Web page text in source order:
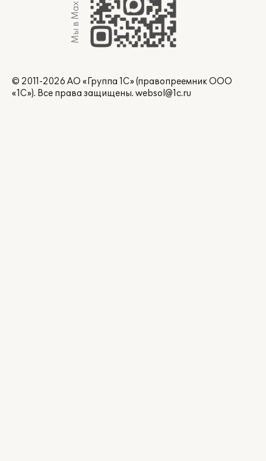
Мы в Max
© 2011-2026 АО «Группа 1С» (правопреемник ООО
«1С»). Все права защищены. websol@1c.ru